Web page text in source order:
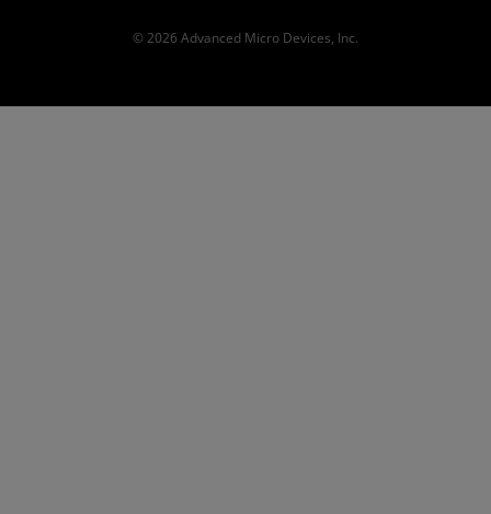
© 2026 Advanced Micro Devices, Inc.